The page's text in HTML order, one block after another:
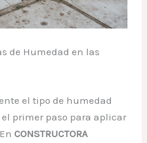
de Humedad en las
el tipo de humedad
el primer paso para aplicar
CONSTRUCTORA